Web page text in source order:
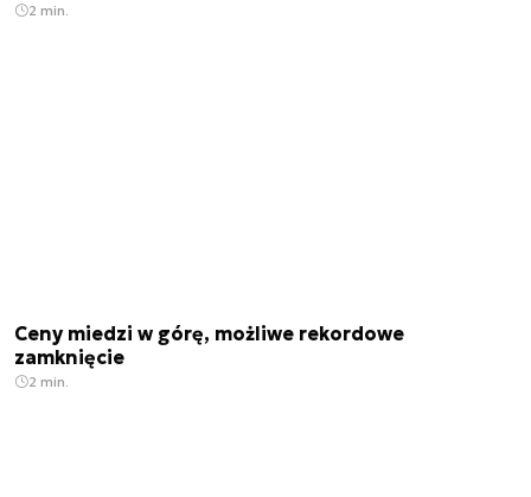
2 min.
Ceny miedzi w górę, możliwe rekordowe
zamknięcie
2 min.